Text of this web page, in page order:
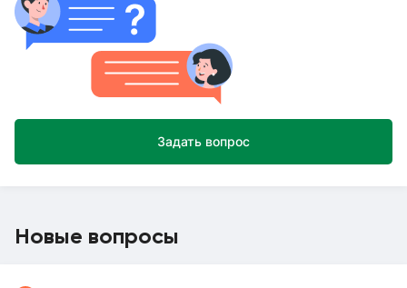
Задать вопрос
Новые вопросы